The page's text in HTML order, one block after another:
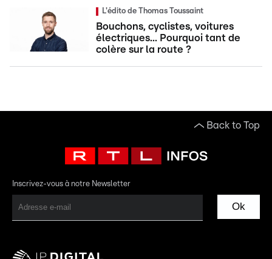
L'édito de Thomas Toussaint
Bouchons, cyclistes, voitures
électriques... Pourquoi tant de
colère sur la route ?
Back to Top
Inscrivez-vous à notre Newsletter
Ok